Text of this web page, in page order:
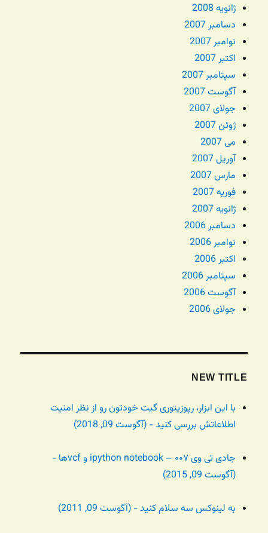
ژانویه 2008
دسامبر 2007
نوامبر 2007
اکتبر 2007
سپتامبر 2007
آگوست 2007
جولای 2007
ژوئن 2007
می 2007
آوریل 2007
مارس 2007
فوریه 2007
ژانویه 2007
دسامبر 2006
نوامبر 2006
اکتبر 2006
سپتامبر 2006
آگوست 2006
جولای 2006
NEW TITLE
با این ابزار، رپوزیتوری گیت خودتون رو از نظر امنیت
اطلاعاتش بررسی کنید - (آگوست 09, 2018)
جادی تی وی ۰۰۷ – ipython notebook و vcfها -
(آگوست 09, 2015)
به لینوکس سه سلام کنید - (آگوست 09, 2011)